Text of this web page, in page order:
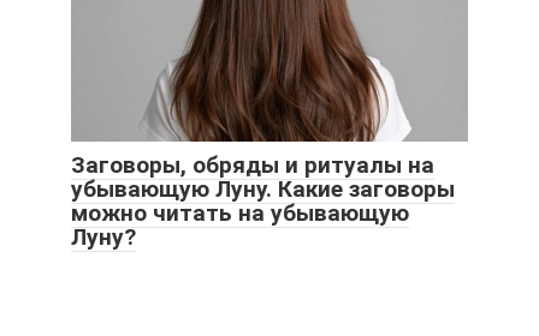
Заговоры, обряды и ритуалы на
убывающую Луну. Какие заговоры
можно читать на убывающую
Луну?